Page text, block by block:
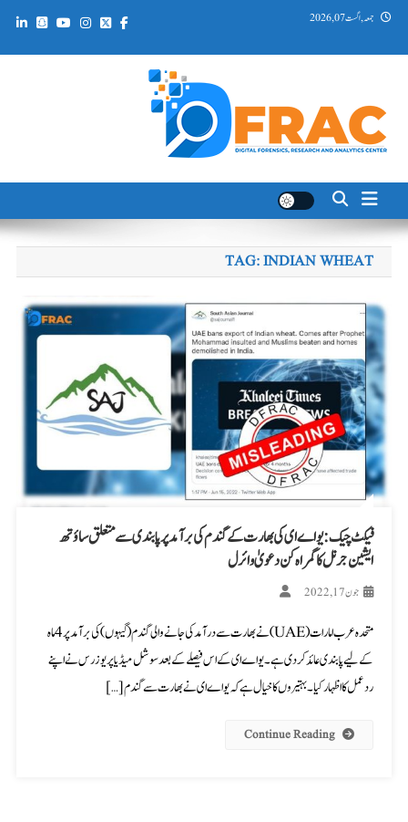
Skip جمعہ, اگست 07, 2026
DFRAC_ORG
TAG:INDIAN WHEAT
فیکٹ چیک: یو اے ای کی بھارت کے گندم کی برآمد پر پابندی سے متعلق ساؤتھ
ایشین جرنل کا گمراہ کن دعویٰ وائرل
جون 17, 2022
متحدہ عرب امارات (UAE) نے بھارت سے درآمد کی جانے والی گندم (گیہوں) کی برآمد پر 4 ماہ
کے لیے پابندی عائد کر دی ہے۔ یو اے ای کے اس فیصلے کے بعد سوشل میڈیا پر یوزرس نے اپنے
ردعمل کا اظہار کیا۔ بہتیروں کا خیال ہے کہ یو اے ای نے بھارت سے گندم […]
Continue Reading